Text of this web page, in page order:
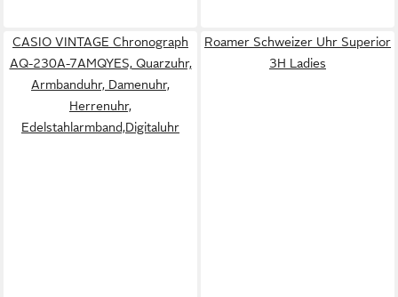
CASIO VINTAGE Chronograph
AQ-230A-7AMQYES, Quarzuhr,
Armbanduhr, Damenuhr,
Herrenuhr,
Edelstahlarmband,Digitaluhr
Roamer Schweizer Uhr Superior
3H Ladies